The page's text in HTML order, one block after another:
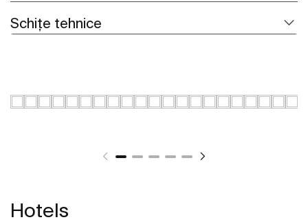
Schițe tehnice
Hotels